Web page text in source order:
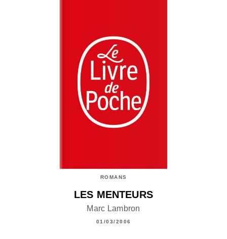
ROMANS
LES MENTEURS
Marc Lambron
01/03/2006